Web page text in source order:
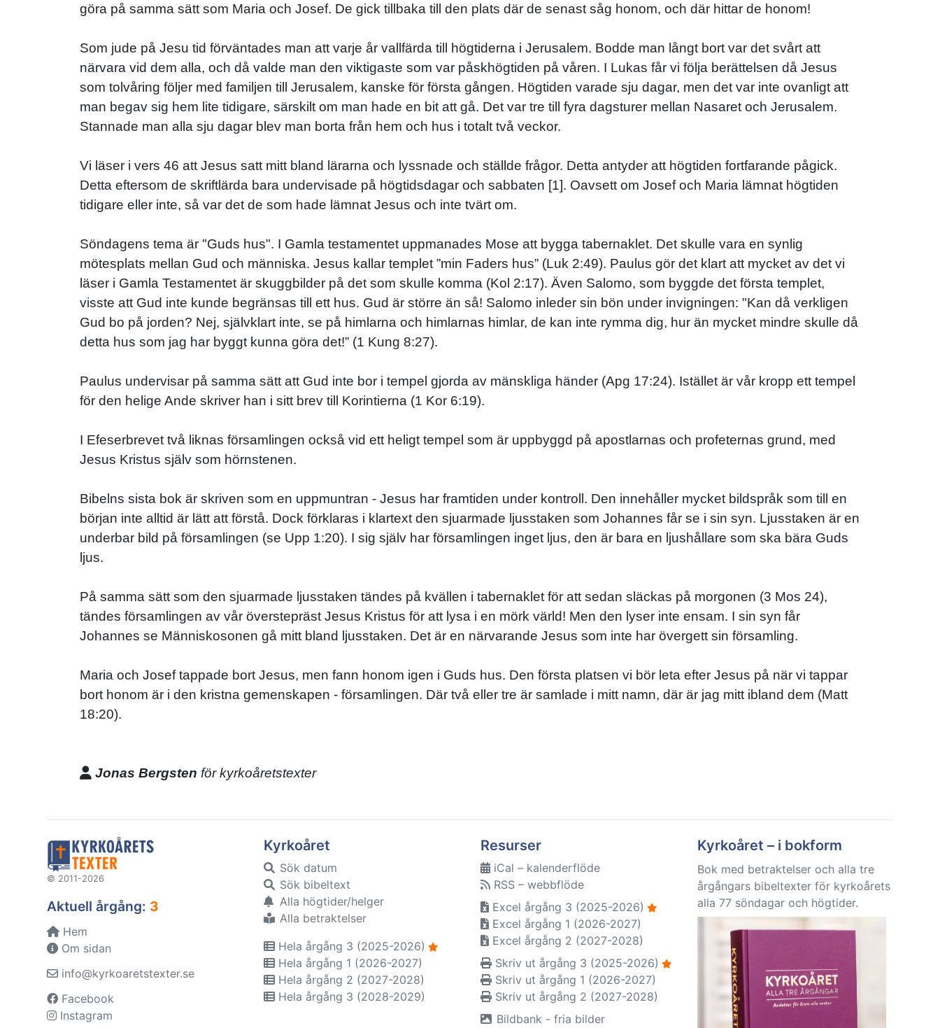
göra på samma sätt som Maria och Josef. De gick tillbaka till den plats där de senast såg honom, och där hittar de honom!
Som jude på Jesu tid förväntades man att varje år vallfärda till högtiderna i Jerusalem. Bodde man långt bort var det svårt att
närvara vid dem alla, och då valde man den viktigaste som var påskhögtiden på våren. I Lukas får vi följa berättelsen då Jesus
som tolvåring följer med familjen till Jerusalem, kanske för första gången. Högtiden varade sju dagar, men det var inte ovanligt att
man begav sig hem lite tidigare, särskilt om man hade en bit att gå. Det var tre till fyra dagsturer mellan Nasaret och Jerusalem.
Stannade man alla sju dagar blev man borta från hem och hus i totalt två veckor.
Vi läser i vers 46 att Jesus satt mitt bland lärarna och lyssnade och ställde frågor. Detta antyder att högtiden fortfarande pågick.
Detta eftersom de skriftlärda bara undervisade på högtidsdagar och sabbaten [1]. Oavsett om Josef och Maria lämnat högtiden
tidigare eller inte, så var det de som hade lämnat Jesus och inte tvärt om.
Söndagens tema är "Guds hus". I Gamla testamentet uppmanades Mose att bygga tabernaklet. Det skulle vara en synlig
mötesplats mellan Gud och människa. Jesus kallar templet ”min Faders hus” (Luk 2:49). Paulus gör det klart att mycket av det vi
läser i Gamla Testamentet är skuggbilder på det som skulle komma (Kol 2:17). Även Salomo, som byggde det första templet,
visste att Gud inte kunde begränsas till ett hus. Gud är större än så! Salomo inleder sin bön under invigningen: "Kan då verkligen
Gud bo på jorden? Nej, självklart inte, se på himlarna och himlarnas himlar, de kan inte rymma dig, hur än mycket mindre skulle då
detta hus som jag har byggt kunna göra det!” (1 Kung 8:27).
Paulus undervisar på samma sätt att Gud inte bor i tempel gjorda av mänskliga händer (Apg 17:24). Istället är vår kropp ett tempel
för den helige Ande skriver han i sitt brev till Korintierna (1 Kor 6:19).
I Efeserbrevet två liknas församlingen också vid ett heligt tempel som är uppbyggd på apostlarnas och profeternas grund, med
Jesus Kristus själv som hörnstenen.
Bibelns sista bok är skriven som en uppmuntran - Jesus har framtiden under kontroll. Den innehåller mycket bildspråk som till en
början inte alltid är lätt att förstå. Dock förklaras i klartext den sjuarmade ljusstaken som Johannes får se i sin syn. Ljusstaken är en
underbar bild på församlingen (se Upp 1:20). I sig själv har församlingen inget ljus, den är bara en ljushållare som ska bära Guds
ljus.
På samma sätt som den sjuarmade ljusstaken tändes på kvällen i tabernaklet för att sedan släckas på morgonen (3 Mos 24),
tändes församlingen av vår överstepräst Jesus Kristus för att lysa i en mörk värld! Men den lyser inte ensam. I sin syn får
Johannes se Människosonen gå mitt bland ljusstaken. Det är en närvarande Jesus som inte har övergett sin församling.
Maria och Josef tappade bort Jesus, men fann honom igen i Guds hus. Den första platsen vi bör leta efter Jesus på när vi tappar
bort honom är i den kristna gemenskapen - församlingen. Där två eller tre är samlade i mitt namn, där är jag mitt ibland dem (Matt
18:20).
Jonas Bergsten för kyrkoåretstexter
© 2011-2026
Aktuell årgång: 3
Hem
Om sidan
info@kyrkoaretstexter.se
Facebook
Instagram
Kyrkoåret
Sök datum
Sök bibeltext
Alla högtider/helger
Alla betraktelser
Hela årgång 3 (2025-2026)
Hela årgång 1 (2026-2027)
Hela årgång 2 (2027-2028)
Hela årgång 3 (2028-2029)
Resurser
iCal – kalenderflöde
RSS – webbflöde
Excel årgång 3 (2025-2026)
Excel årgång 1 (2026-2027)
Excel årgång 2 (2027-2028)
Skriv ut årgång 3 (2025-2026)
Skriv ut årgång 1 (2026-2027)
Skriv ut årgång 2 (2027-2028)
Bildbank - fria bilder
Kyrkoåret – i bokform
Bok med betraktelser och alla tre
årgångars bibeltexter för kyrkoårets
alla 77 söndagar och högtider.